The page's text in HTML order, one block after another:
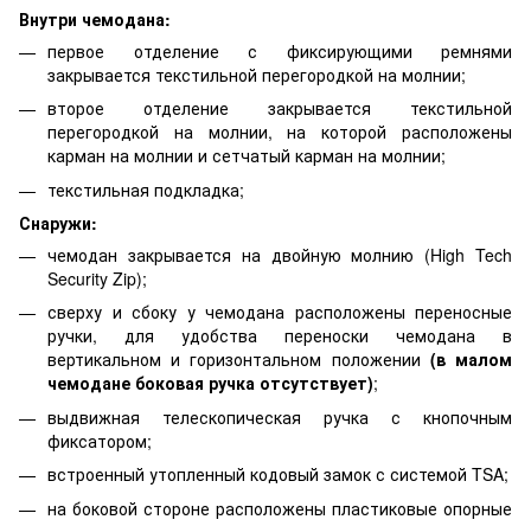
Внутри чемодана:
первое отделение с фиксирующими ремнями
закрывается текстильной перегородкой на молнии;
второе отделение закрывается текстильной
перегородкой на молнии, на которой расположены
карман на молнии и сетчатый карман на молнии;
текстильная подкладка;
Снаружи:
чемодан закрывается на двойную молнию (High Tech
Security Zip);
сверху и сбоку у чемодана расположены переносные
ручки, для удобства переноски чемодана в
вертикальном и горизонтальном положении (в малом
чемодане боковая ручка отсутствует);
выдвижная телескопическая ручка с кнопочным
фиксатором;
встроенный утопленный кодовый замок с системой TSA;
на боковой стороне расположены пластиковые опорные